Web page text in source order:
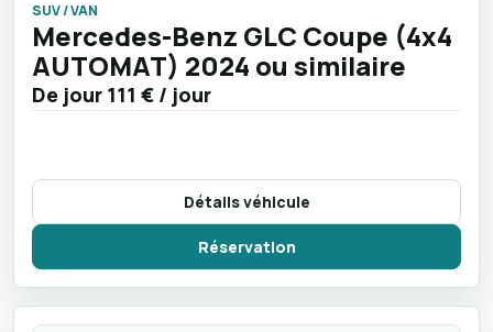
SUV / VAN
Mercedes-Benz GLC Coupe (4x4
AUTOMAT) 2024 ou similaire
De jour 111 € / jour
Détails véhicule
Réservation